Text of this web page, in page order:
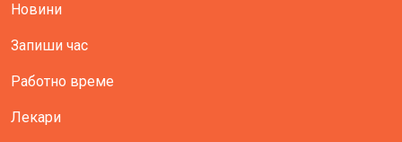
Новини
Запиши час
Работно време
Лекари